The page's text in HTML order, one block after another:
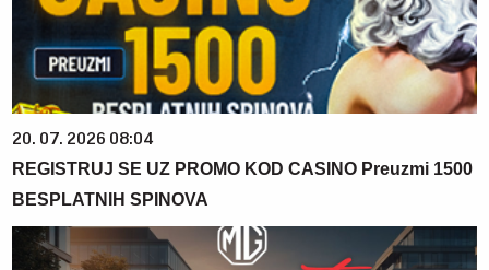
20. 07. 2026 08:04
REGISTRUJ SE UZ PROMO KOD CASINO Preuzmi 1500
BESPLATNIH SPINOVA